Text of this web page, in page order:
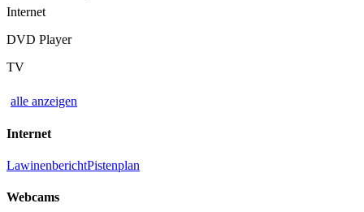
Internet
DVD Player
TV
alle anzeigen
Internet
LawinenberichtPistenplan
Webcams